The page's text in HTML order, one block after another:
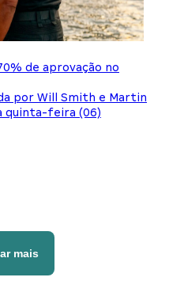
de aprovação no
por Will Smith e Martin
quinta-feira (06)
mais